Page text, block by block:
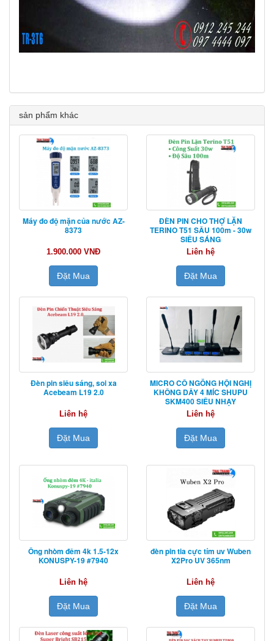
sản phẩm khác
Máy đo độ mặn của nước AZ-
8373
1.900.000 VNĐ
Đặt Mua
ĐÈN PIN CHO THỢ LẶN
TERINO T51 SÂU 100m - 30w
SIÊU SÁNG
Liên hệ
Đặt Mua
Đèn pin siêu sáng, soi xa
Acebeam L19 2.0
Liên hệ
Đặt Mua
MICRO CỔ NGỖNG HỘI NGHỊ
KHÔNG DÂY 4 MÍC SHUPU
SKM400 SIÊU NHẠY
Liên hệ
Đặt Mua
Ống nhòm đêm 4k 1.5-12x
KONUSPY-19 #7940
Liên hệ
Đặt Mua
đèn pin tia cực tím uv Wuben
X2Pro UV 365nm
Liên hệ
Đặt Mua